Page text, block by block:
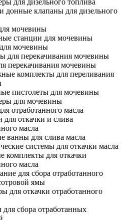
для дизельного топлива
донные клапаны для дизельного
мочевины
станции для мочевины
мочевины
для перекачивания мочевины
перекачивания мочевины
комплекты для переливания
пистолеты для мочевины
для мочевины
отработанного масла
для откачки и слива
масла
ванны для слива масла
системы для откачки масла
комплекты для откачки
масла
для сбора отработанного
ямы
для откачки отработанного
сбора отработанных